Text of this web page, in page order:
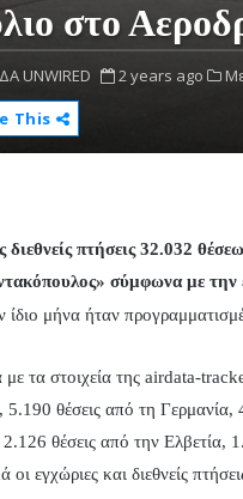
στο
UNWIRED 2 years ago
This
διεθνείς πτήσεις 32.032
σύμφωνα με
ίδιο μήνα ήταν
τα στοιχεία της airdata-
5.190 θέσεις από τη
θέσεις από την Ελβετία,
οι εγχώριες και διεθνείς